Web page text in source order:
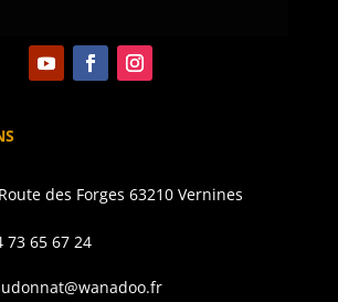
des Forges 63210 Vernines
73 65 67 24